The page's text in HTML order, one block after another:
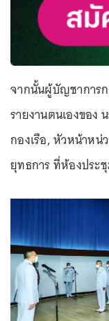
จากนั้นผู้บัญชาการก
รายงานตนเองขอ
กองเรือ, หัวหน้าหน่
ยุทธการ ที่ห้องประ